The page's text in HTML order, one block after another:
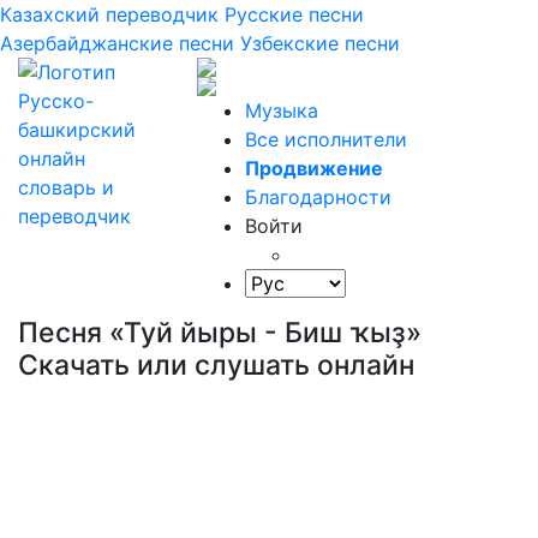
Казахский переводчик Русские песни
Азербайджанские песни Узбекские песни
Музыка
Все исполнители
Продвижение
Благодарности
Войти
Песня «Туй йыры - Биш ҡыҙ»
Скачать или слушать онлайн